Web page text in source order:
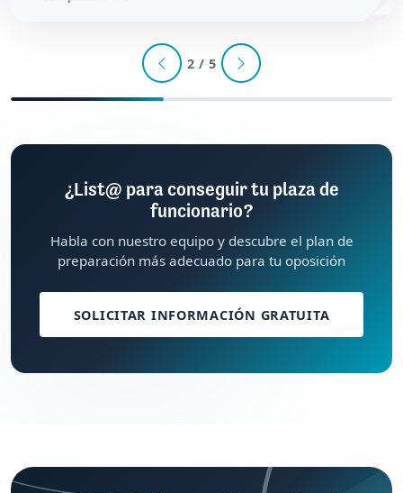
2 / 5
¿List@ para conseguir tu plaza de
funcionario?
Habla con nuestro equipo y descubre el plan de
preparación más adecuado para tu oposición
SOLICITAR INFORMACIÓN GRATUITA